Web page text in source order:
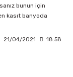
bunun için
kasıt banyoda
21/04/2021 18:58